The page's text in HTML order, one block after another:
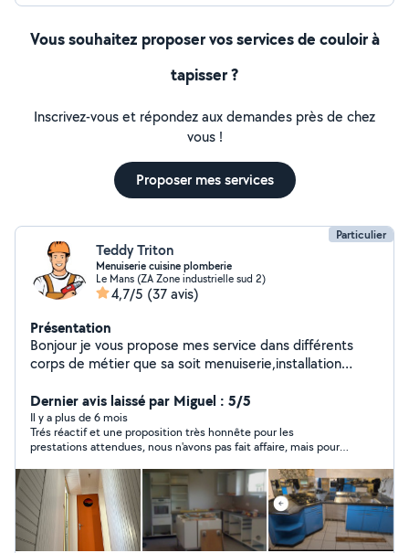
Vous souhaitez proposer vos services de couloir à
tapisser ?
Inscrivez-vous et répondez aux demandes près de chez
vous !
Proposer mes services
Particulier
Teddy Triton
Menuiserie cuisine plomberie
Le Mans (ZA Zone industrielle sud 2)
4,7/5 (37 avis)
Présentation
Bonjour je vous propose mes service dans différents
corps de métier que sa soit menuiserie,installation
travail soigner avec expérience cdlt
Dernier avis laissé par Miguel : 5/5
Il y a plus de 6 mois
Trés réactif et une proposition très honnête pour les
prestations attendues, nous n'avons pas fait affaire, mais pour
coordonnées pour une prochaine fois sans problème !